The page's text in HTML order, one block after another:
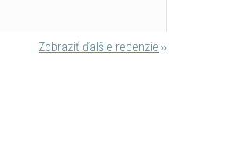
Zobraziť ďalšie recenzie